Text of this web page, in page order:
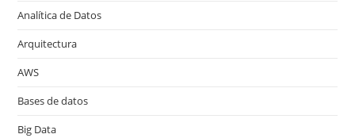
Analítica de Datos
Arquitectura
AWS
Bases de datos
Big Data